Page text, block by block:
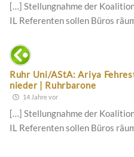
[…] Stellungnahme der
IL Referenten sollen Büros
Ruhr Uni/AStA: Ariya
nieder | Ruhrbarone
14 Jahre vor
[…] Stellungnahme der
IL Referenten sollen Büros